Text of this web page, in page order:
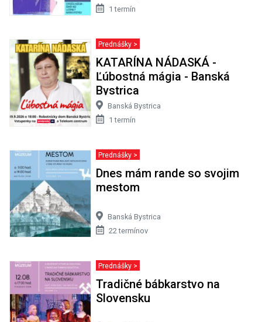
1 termín
Prednášky >
KATARÍNA NÁDASKÁ -
Ľúbostná mágia - Banská
Bystrica
Banská Bystrica
1 termín
Prednášky >
Dnes mám rande so svojim
mestom
Banská Bystrica
22 termínov
Prednášky >
Tradičné bábkarstvo na
Slovensku